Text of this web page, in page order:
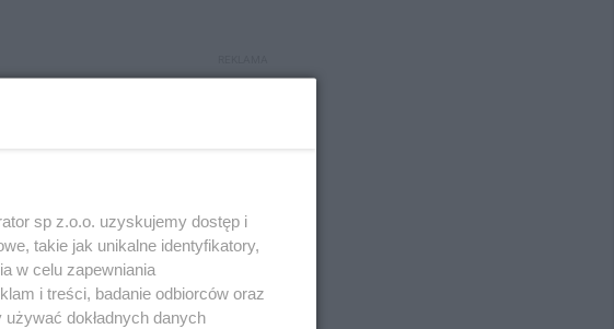
REKLAMA
sp z.o.o. uzyskujemy dostęp i
takie jak unikalne identyfikatory,
w celu zapewniania
i treści, badanie odbiorców oraz
dokładnych danych